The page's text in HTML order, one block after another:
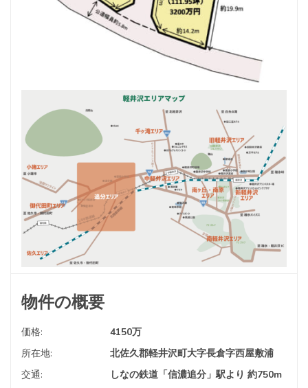
物件の概要
価格: 4150万
所在地:
北佐久郡軽井沢町大字長倉字西屋敷浦
交通:
しなの鉄道「信濃追分」駅より 約750m